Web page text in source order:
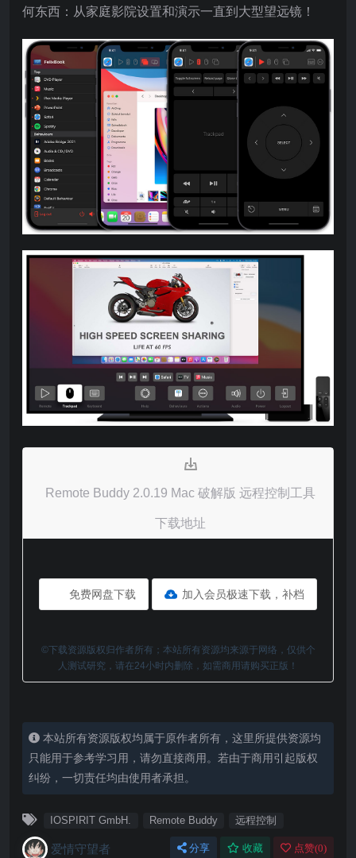
何东西：从家庭影院设置和演示一直到大型望远镜！
Remote Buddy 2.0.19 Mac 破解版 远程控制工具
下载地址
免费网盘下载 加入会员极速下载，补档
©下载资源版权归作者所有；本站所有资源均来源于网络，仅供个
人测试研究，请在24小时内删除，如需商用请购买正版！
本站所有资源版权均属于原作者所有，这里所提供资源均
只能用于参考学习用，请勿直接商用。若由于商用引起版权
纠纷，一切责任均由使用者承担。
IOSPIRIT GmbH. Remote Buddy 远程控制
爱情守望者 分享 收藏 点赞(0)